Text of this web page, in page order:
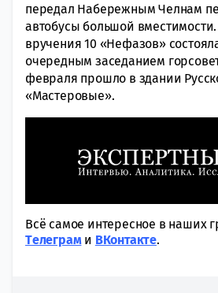
передал Набережным Челнам
автобусы большой
вручения 10 «Нефазов»
очередным заседанием
февраля прошло в здании
«Мастеровые».
Всё самое интересное в наших
Tелеграми ВКонтакте.